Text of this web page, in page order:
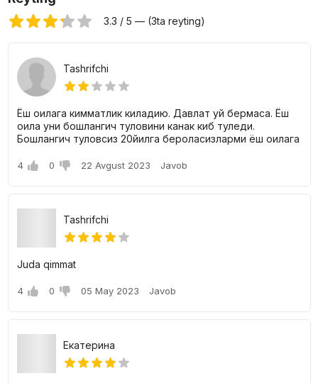
3.3 / 5 — (3ta reyting)
Tashrifchi
Ёш оилага кимматлик киладию. Давлат уй бермаса. Ёш
оила уни бошлангич туловини канак киб туледи.
Бошлангич туловсиз 20йилга бероласизларми ёш оилага
4 0 22 Avgust 2023 Javob
Tashrifchi
Juda qimmat
4 0 05 May 2023 Javob
Екатерина